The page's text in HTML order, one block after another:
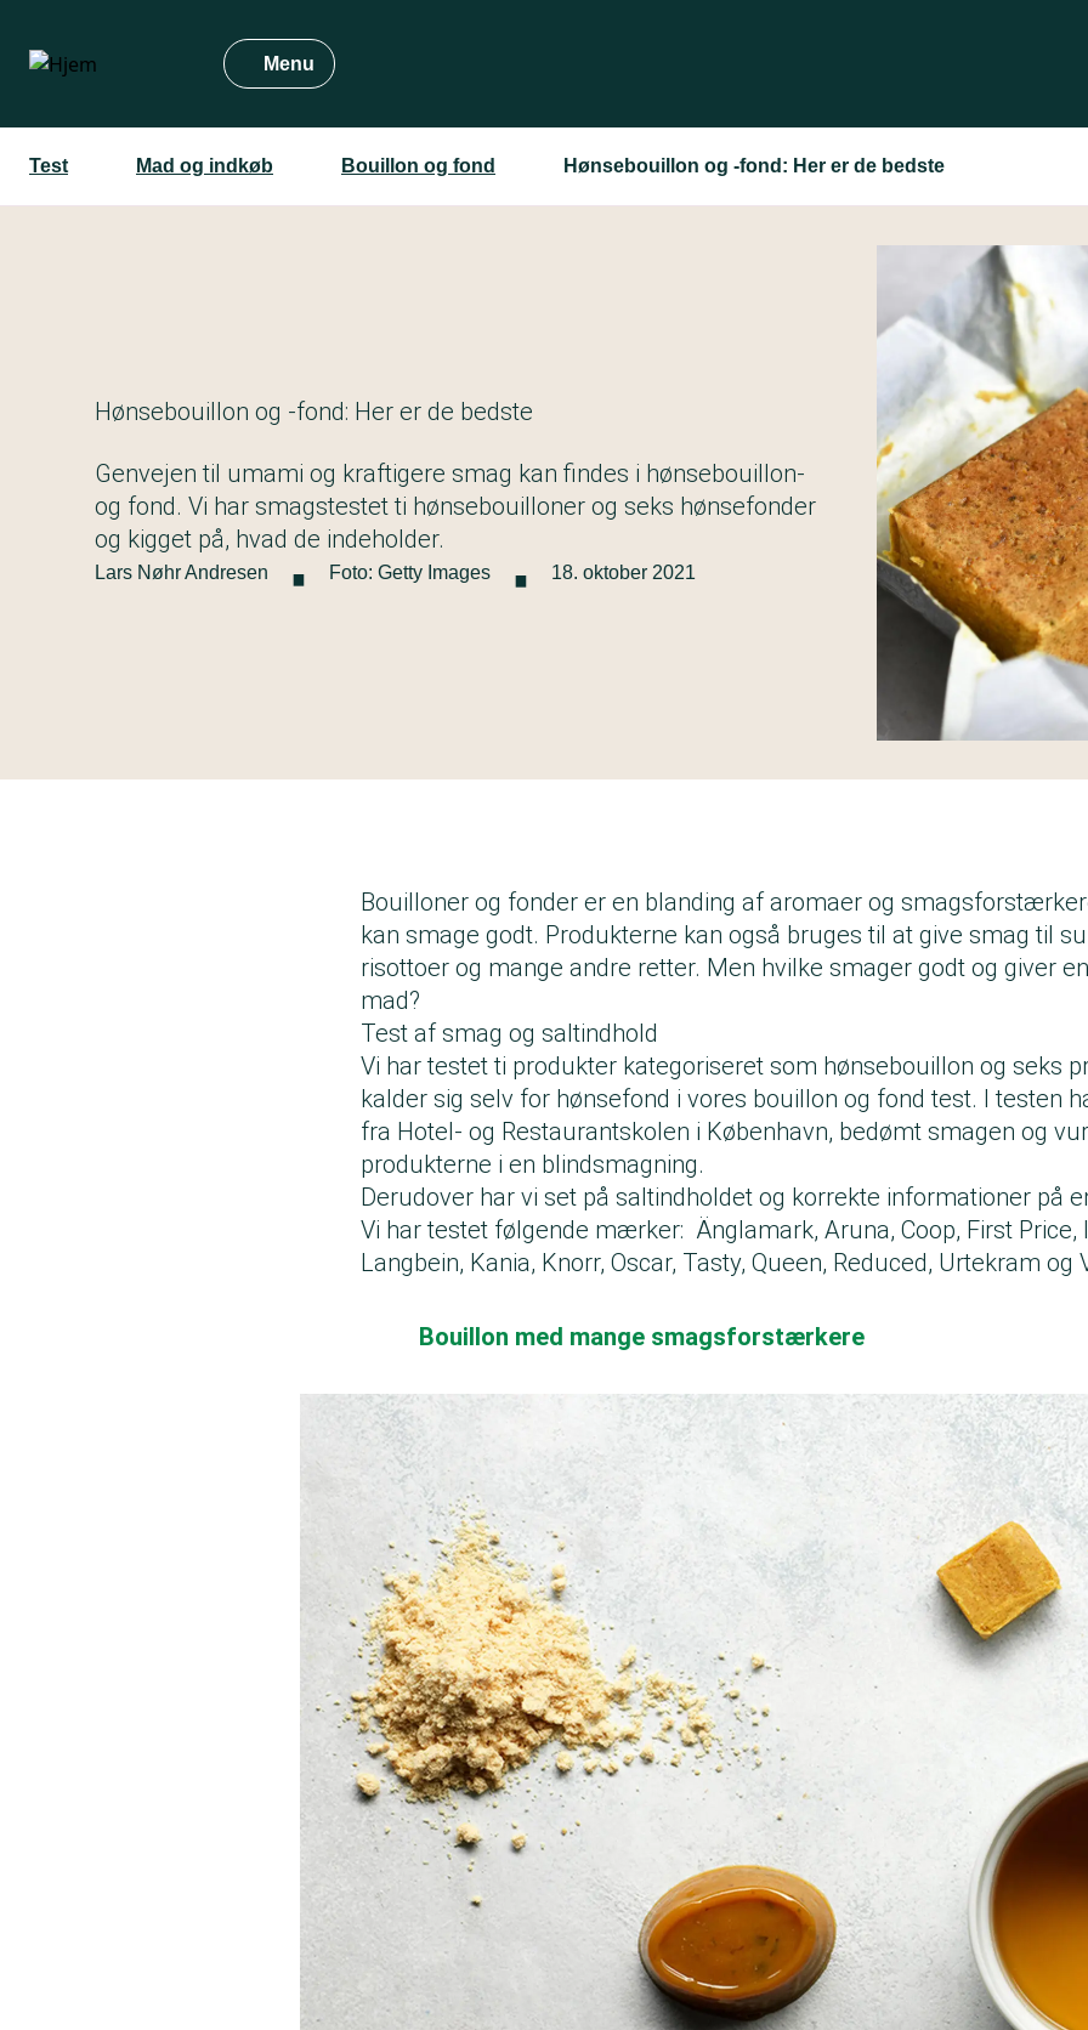
hovedindhold
Menu
Test Mad og indkøb Bouillon og fond Hønsebouillon og -fond: Her er de bedste
Hønsebouillon og -fond: Her er de bedste
Genvejen til umami og kraftigere smag kan findes i hønsebouillon-
og fond. Vi har smagstestet ti hønsebouilloner og seks hønsefonder
og kigget på, hvad de indeholder.
Lars Nøhr Andresen · Foto: Getty Images · 18. oktober 2021
Bouilloner og fonder er en blanding af aromaer og
kan smage godt. Produkterne kan også bruges til at give smag til
risottoer og mange andre retter. Men hvilke smager godt og giver
mad?
Test af smag og saltindhold
Vi har testet ti produkter kategoriseret som hønsebouillon og seks
kalder sig selv for hønsefond i vores bouillon og fond test. I testen
fra Hotel- og Restaurantskolen i København, bedømt smagen og
produkterne i en blindsmagning.
Derudover har vi set på saltindholdet og korrekte informationer på
Vi har testet følgende mærker: Änglamark, Aruna, Coop, First Price,
Langbein, Kania, Knorr, Oscar, Tasty, Queen, Reduced, Urtekram og
Bouillon med mange smagsforstærkere